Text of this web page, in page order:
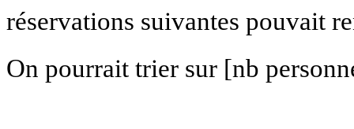
réservations suivantes pouvait
On pourrait trier sur [nb